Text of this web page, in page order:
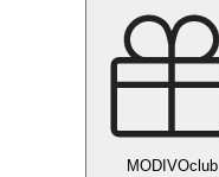
MODIVOclub